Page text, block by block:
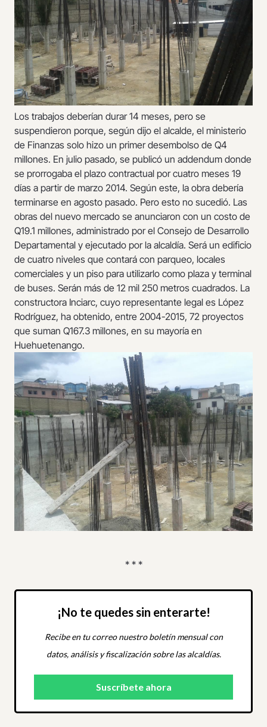
Los trabajos deberían durar 14 meses, pero se
suspendieron porque, según dijo el alcalde, el ministerio
de Finanzas solo hizo un primer desembolso de Q4
millones. En julio pasado, se publicó un addendum donde
se prorrogaba el plazo contractual por cuatro meses 19
días a partir de marzo 2014. Según este, la obra debería
terminarse en agosto pasado. Pero esto no sucedió. Las
obras del nuevo mercado se anunciaron con un costo de
Q19.1 millones, administrado por el Consejo de Desarrollo
Departamental y ejecutado por la alcaldía. Será un edificio
de cuatro niveles que contará con parqueo, locales
comerciales y un piso para utilizarlo como plaza y terminal
de buses. Serán más de 12 mil 250 metros cuadrados. La
constructora Inciarc, cuyo representante legal es López
Rodríguez, ha obtenido, entre 2004-2015, 72 proyectos
que suman Q167.3 millones, en su mayoría en
Huehuetenango.
* * *
¡No te quedes sin enterarte!
Recibe en tu correo nuestro boletín mensual con
datos, análisis y fiscalización sobre las alcaldías.